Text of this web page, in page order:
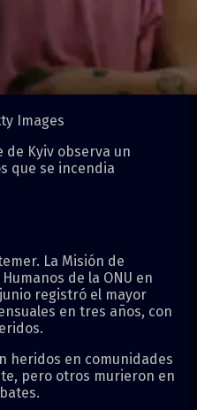
Images
de Kyiv observa un
que se incendia
La Misión de
de la ONU en
registró el mayor
en tres años, con
heridos en comunidades
pero otros murieron en